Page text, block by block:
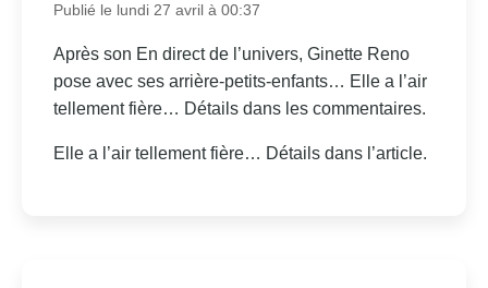
Publié le lundi 27 avril à 00:37
Après son En direct de l’univers, Ginette Reno
pose avec ses arrière-petits-enfants… Elle a l’air
tellement fière… Détails dans les commentaires.
Elle a l’air tellement fière… Détails dans l’article.